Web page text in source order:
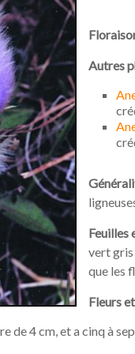
Autres
Feuilles
vert gris
que les
Fleurs
de 4 cm, et a cinq à